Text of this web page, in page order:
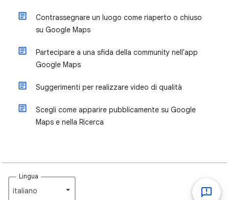
Contrassegnare un luogo come riaperto o chiuso
su Google Maps
Partecipare a una sfida della community nell'app
Google Maps
Suggerimenti per realizzare video di qualità
Scegli come apparire pubblicamente su Google
Maps e nella Ricerca
Lingua
italiano‎